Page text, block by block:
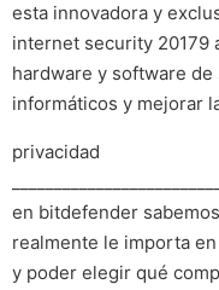
esta innovadora y
internet security 20179
hardware y software
informáticos y mejorar
privacidad
en bitdefender
realmente le importa
y poder elegir qué